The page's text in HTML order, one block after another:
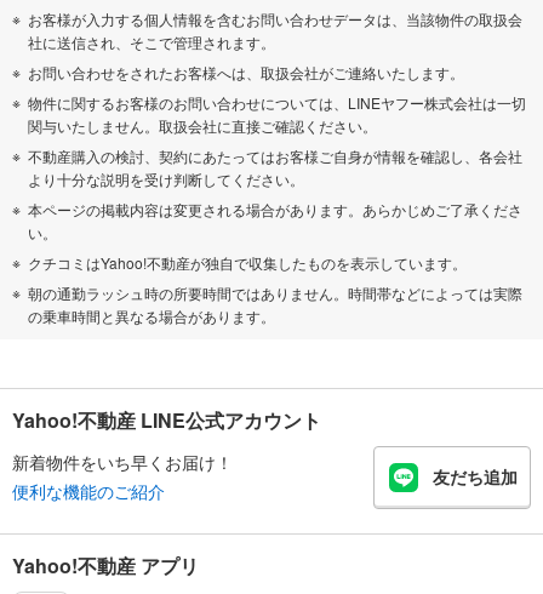
お客様が入力する個人情報を含むお問い合わせデータは、当該物件の取扱会
社に送信され、そこで管理されます。
お問い合わせをされたお客様へは、取扱会社がご連絡いたします。
物件に関するお客様のお問い合わせについては、LINEヤフー株式会社は一切
関与いたしません。取扱会社に直接ご確認ください。
不動産購入の検討、契約にあたってはお客様ご自身が情報を確認し、各会社
より十分な説明を受け判断してください。
本ページの掲載内容は変更される場合があります。あらかじめご了承くださ
い。
クチコミはYahoo!不動産が独自で収集したものを表示しています。
朝の通勤ラッシュ時の所要時間ではありません。時間帯などによっては実際
の乗車時間と異なる場合があります。
Yahoo!不動産 LINE公式アカウント
新着物件をいち早くお届け！
便利な機能のご紹介
友だち追加
Yahoo!不動産 アプリ